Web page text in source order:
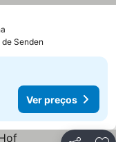
Senden
Ver preços